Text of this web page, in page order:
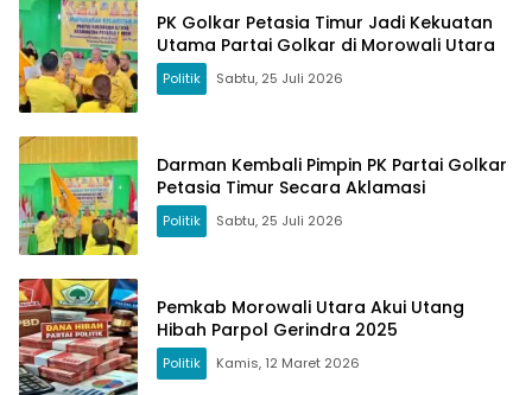
PK Golkar Petasia Timur Jadi Kekuatan
Utama Partai Golkar di Morowali Utara
Politik Sabtu, 25 Juli 2026
Darman Kembali Pimpin PK Partai Golkar
Petasia Timur Secara Aklamasi
Politik Sabtu, 25 Juli 2026
Pemkab Morowali Utara Akui Utang
Hibah Parpol Gerindra 2025
Politik Kamis, 12 Maret 2026